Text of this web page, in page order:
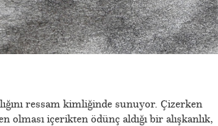
ressam kimliğinde sunuyor. Çizerken
olması içerikten ödünç aldığı bir alışkanlık,